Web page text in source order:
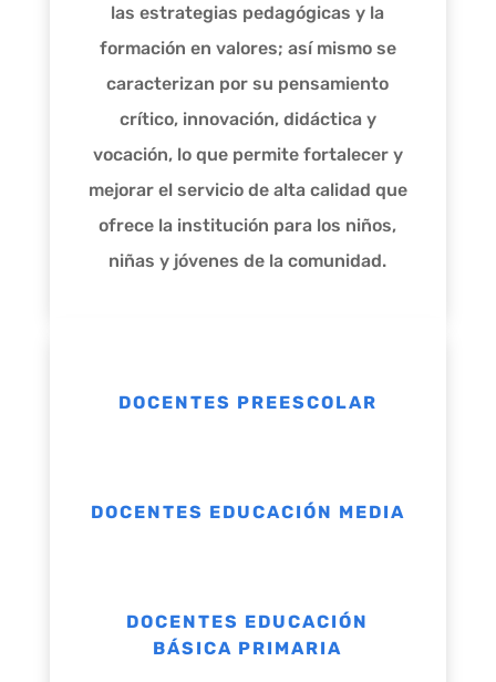
las estrategias pedagógicas y la
formación en valores; así mismo se
caracterizan por su pensamiento
crítico, innovación, didáctica y
vocación, lo que permite fortalecer y
mejorar el servicio de alta calidad que
ofrece la institución para los niños,
niñas y jóvenes de la comunidad.
DOCENTES PREESCOLAR
DOCENTES EDUCACIÓN MEDIA
DOCENTES EDUCACIÓN
BÁSICA PRIMARIA